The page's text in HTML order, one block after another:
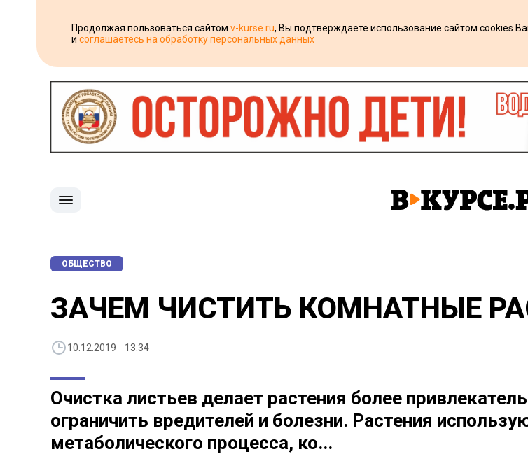
Продолжая пользоваться сайтом v-kurse.ru, Вы подтверждаете использование сайтом cookies
и соглашаетесь на обработку персональных данных
ОБЩЕСТВО
ЗАЧЕМ ЧИСТИТЬ КОМНАТНЫЕ
10.12.2019 13:34
Очистка листьев делает растения более
ограничить вредителей и болезни. Растения
метаболического процесса, ко...